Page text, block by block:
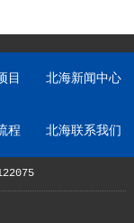
目 北海新闻中心
程 北海联系我们